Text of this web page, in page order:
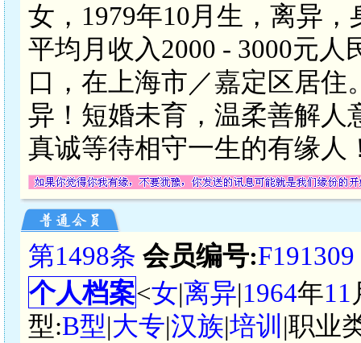
女，1979年10月生，离异
平均月收入2000 - 3000元
口，在上海市／嘉定区居住
异！短婚未育，温柔善解人
真诚等待相守一生的有缘人
第1498条 会员编号:F191309
个人档案<女|离异|1964年11
型:B型|大专|汉族|培训 |职业